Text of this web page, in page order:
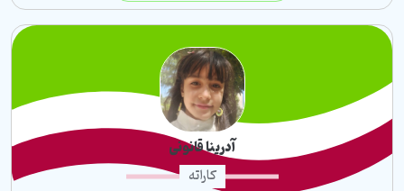
EMS (فرم دهی)
آمادگی جسمانی (بزرگسالان)
آدرینا قانونی
کاراته